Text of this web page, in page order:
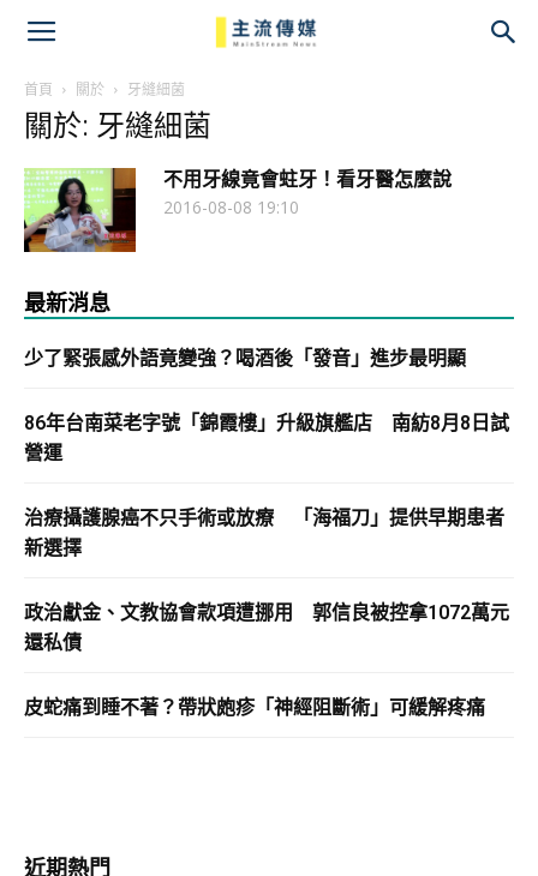
首頁 關於 牙縫細菌
關於: 牙縫細菌
不用牙線竟會蛀牙！看牙醫怎麼說
2016-08-08 19:10
最新消息
少了緊張感外語竟變強？喝酒後「發音」進步最明顯
86年台南菜老字號「錦霞樓」升級旗艦店 南紡8月8日試
營運
治療攝護腺癌不只手術或放療 「海福刀」提供早期患者
新選擇
政治獻金、文教協會款項遭挪用 郭信良被控拿1072萬元
還私債
皮蛇痛到睡不著？帶狀皰疹「神經阻斷術」可緩解疼痛
近期熱門